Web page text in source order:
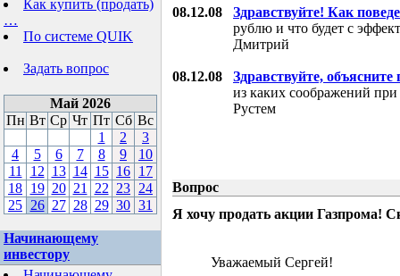
Как купить (продать)
…
По системе QUIK
Задать вопрос
Май 2026
Пн Вт Ср Чт Пт Сб Вс
1
2
3
4
5 6 7 8 9
10
11
12 13 14 15 16 17
18 19 20 21 22 23 24
25 26 27 28 29 30 31
Начинающему
инвестору
08.12.08
Здравствуйте! Как
рублю и что будет с
Дмитрий
08.12.08
Здравствуйте, объясните
из каких соображений
Рустем
Вопрос
Я хочу продать акции Газпрома!
Уважаемый Сергей!